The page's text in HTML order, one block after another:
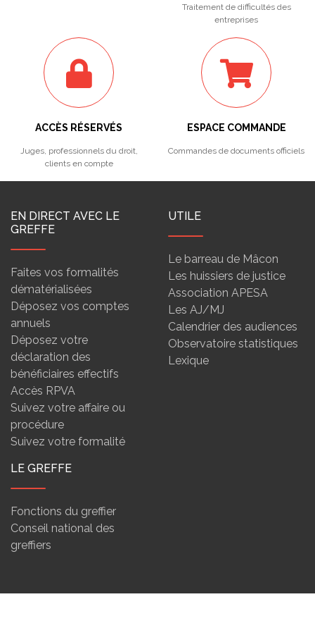
Traitement de difficultés des
entreprises
ACCÈS RÉSERVÉS
Juges, professionnels du droit,
clients en compte
ESPACE COMMANDE
Commandes de documents officiels
EN DIRECT AVEC LE
GREFFE
Faites vos formalités
dématérialisées
Déposez vos comptes
annuels
Déposez votre
déclaration des
bénéficiaires effectifs
Accès RPVA
Suivez votre affaire ou
procédure
Suivez votre formalité
UTILE
Le barreau de Mâcon
Les huissiers de justice
Association APESA
Les AJ/MJ
Calendrier des audiences
Observatoire statistiques
Lexique
LE GREFFE
Fonctions du greffier
Conseil national des
greffiers